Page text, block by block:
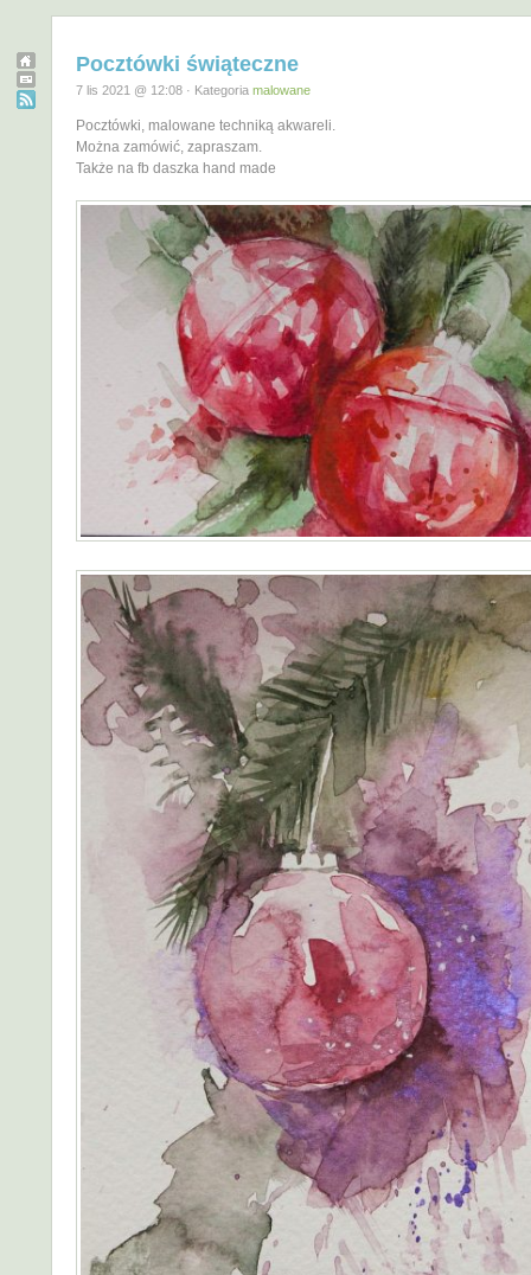
Pocztówki świąteczne
7 lis 2021 @ 12:08 · Kategoria malowane
Pocztówki, malowane techniką akwareli.
Można zamówić, zapraszam.
Także na fb daszka hand made